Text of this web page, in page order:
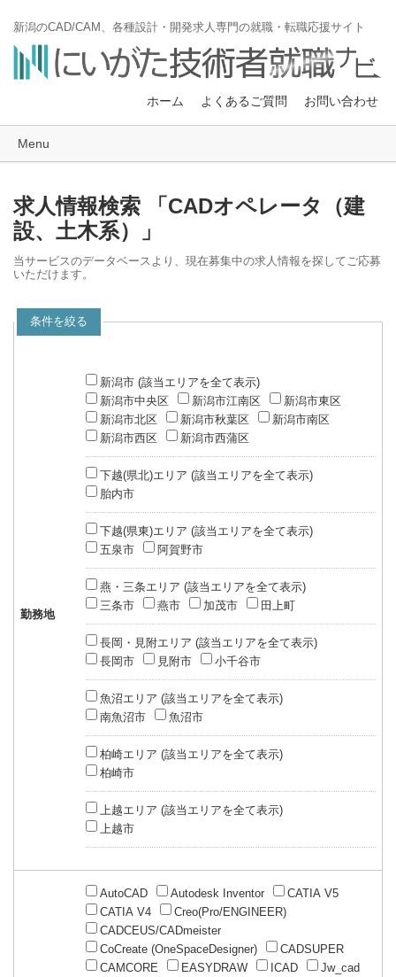
新潟のCAD/CAM、各種設計・開発求人専門の就職・転職応援サイト
ホーム よくあるご質問 お問い合わせ
Menu
求人情報検索 「CADオペレータ（建
設、土木系）」
当サービスのデータベースより、現在募集中の求人情報を探してご応募
いただけます。
条件を絞る
勤務地
新潟市 (該当エリアを全て表示)
新潟市中央区
新潟市江南区
新潟市東区
新潟市北区
新潟市秋葉区
新潟市南区
新潟市西区
新潟市西蒲区
下越(県北)エリア (該当エリアを全て表示)
胎内市
下越(県東)エリア (該当エリアを全て表示)
五泉市
阿賀野市
燕・三条エリア (該当エリアを全て表示)
三条市
燕市 加茂市 田上町
長岡・見附エリア (該当エリアを全て表示)
長岡市
見附市 小千谷市
魚沼エリア (該当エリアを全て表示)
南魚沼市
魚沼市
柏崎エリア (該当エリアを全て表示)
柏崎市
上越エリア (該当エリアを全て表示)
上越市
AutoCAD Autodesk Inventor
CATIA V5
CATIA V4
Creo(Pro/ENGINEER)
CADCEUS/CADmeister
CoCreate (OneSpaceDesigner)
CADSUPER
CAMCORE
EASYDRAW ICAD
Jw_cad